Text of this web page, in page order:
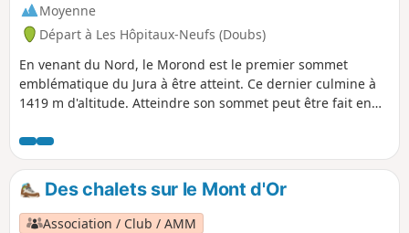
Moyenne
Départ à Les Hôpitaux-Neufs (Doubs)
En venant du Nord, le Morond est le premier sommet
emblématique du Jura à être atteint. Ce dernier culmine à
1419 m d'altitude. Atteindre son sommet peut être fait en
L'ascension offre des points de vues remarquables sur la
région et la Suisse, y compris le Lac Léman. Il est possible
de coupler cette balade avec la luge d'été de Métabief ou
avec la sortie en train touristique démarrant aux Hôpitaux-
Neufs.
Des chalets sur le Mont d'Or
Association / Club / AMM